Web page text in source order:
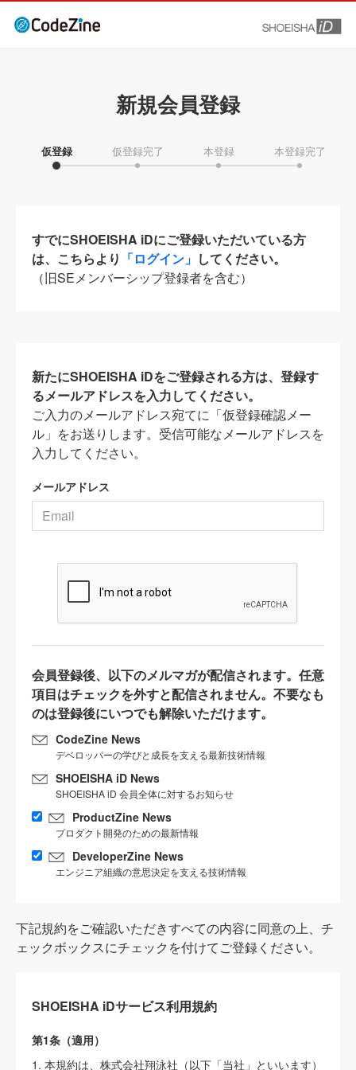
新規会員登録
仮登録 仮登録完了 本登録 本登録完了
すでにSHOEISHA iDにご登録いただいている方
は、こちらより 「ログイン」 してください。
（旧SEメンバーシップ登録者を含む）
新たにSHOEISHA iDをご登録される方は、登録す
るメールアドレスを入力してください。
ご入力のメールアドレス宛てに「仮登録確認メー
ル」をお送りします。受信可能なメールアドレスを
入力してください。
メールアドレス
会員登録後、以下のメルマガが配信されます。任意
項目はチェックを外すと配信されません。不要なも
のは登録後にいつでも解除いただけます。
CodeZine News
デベロッパーの学びと成長を支える最新技術情報
SHOEISHA iD News
SHOEISHA iD 会員全体に対するお知らせ
ProductZine News
プロダクト開発のための最新情報
DeveloperZine News
エンジニア組織の意思決定を支える技術情報
下記規約をご確認いただきすべての内容に同意の上、チ
ェックボックスにチェックを付けてご登録ください。
SHOEISHA iDサービス利用規約
第1条（適用）
1. 本規約は、株式会社翔泳社（以下「当社」といいます）